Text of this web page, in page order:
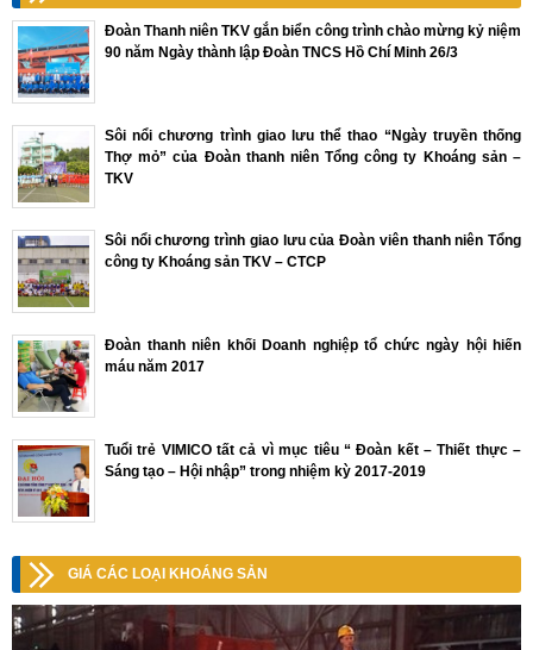
Đoàn Thanh niên TKV gắn biển công trình chào mừng kỷ niệm
90 năm Ngày thành lập Đoàn TNCS Hồ Chí Minh 26/3
Sôi nổi chương trình giao lưu thể thao “Ngày truyền thống
Thợ mỏ” của Đoàn thanh niên Tổng công ty Khoáng sản –
TKV
Sôi nổi chương trình giao lưu của Đoàn viên thanh niên Tổng
công ty Khoáng sản TKV – CTCP
Đoàn thanh niên khối Doanh nghiệp tổ chức ngày hội hiến
máu năm 2017
Tuổi trẻ VIMICO tất cả vì mục tiêu “ Đoàn kết – Thiết thực –
Sáng tạo – Hội nhập” trong nhiệm kỳ 2017-2019
GIÁ CÁC LOẠI KHOÁNG SẢN